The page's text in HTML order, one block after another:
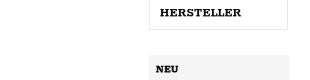
HERSTELLER
NEU